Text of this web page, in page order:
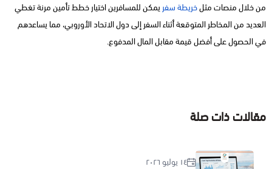
من خلال منصات مثلخريطة سفر يمكن للمسافرين اختيار خطط تأمين مرنة تغطي
العديد من المخاطر المتوقعة أثناء السفر إلى دول الاتحاد الأوروبي، مما يساعدهم
في الحصول على أفضل قيمة مقابل المال المدفوع.
مقالات ذات صلة
١٤ يوليو ٢٠٢٦